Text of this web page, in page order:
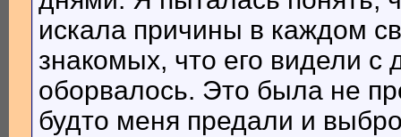
искала причины в каждом
знакомых, что его видели
оборвалось. Это была не
будто меня предали и